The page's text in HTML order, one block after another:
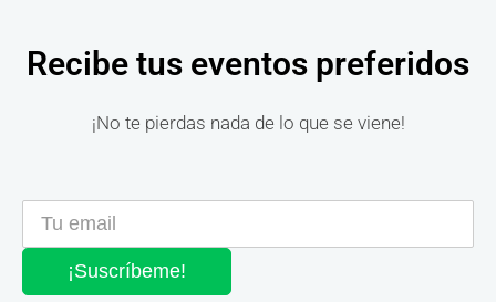
Recibe tus eventos preferidos
¡No te pierdas nada de lo que se viene!
¡Suscríbeme!